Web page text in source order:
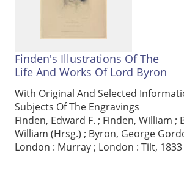
Volltext und Inhaltsverzeichnis
Suchbegriff
Finden's Illustrations Of The
Life And Works Of Lord Byron
With Original And Selected
Subjects Of The Engravings
Finden, Edward F. ; Finden, William ;
William (Hrsg.) ; Byron, George
London : Murray ; London : Tilt, 1833